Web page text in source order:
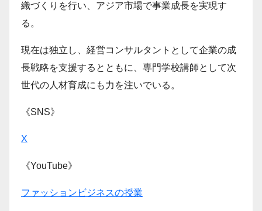
織づくりを行い、アジア市場で事業成長を実現す
る。
現在は独立し、経営コンサルタントとして企業の成
長戦略を支援するとともに、専門学校講師として次
世代の人材育成にも力を注いでいる。
《SNS》
X
《YouTube》
ファッションビジネスの授業